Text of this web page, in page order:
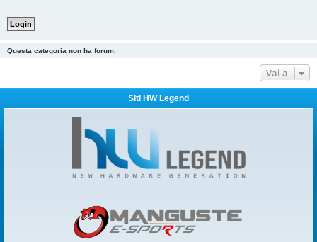
Questa categoria non ha forum.
Vai a
Siti HW Legend